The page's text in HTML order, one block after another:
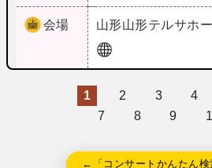
会場 山形山形テルサホ
1 2 3 4
7
8 9
←「コンサートかんたん検